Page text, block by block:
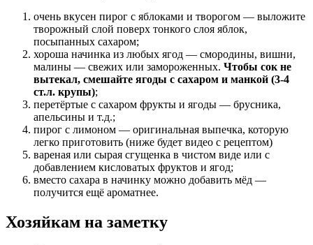
очень вкусен пирог с яблоками и творогом — выложите
творожный слой поверх тонкого слоя яблок,
посыпанных сахаром;
хороша начинка из любых ягод — смородины, вишни,
малины — свежих или замороженных. Чтобы сок не
вытекал, смешайте ягоды с сахаром и манкой (3-4
ст.л. крупы);
перетёртые с сахаром фрукты и ягоды — брусника,
апельсины и т.д.;
пирог с лимоном — оригинальная выпечка, которую
легко приготовить (ниже будет видео с рецептом)
вареная или сырая сгущенка в чистом виде или с
добавлением кисловатых фруктов и ягод;
вместо сахара в начинку можно добавить мёд —
получится ещё ароматнее.
Хозяйкам на заметку